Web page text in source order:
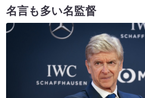
名言も多い名監督